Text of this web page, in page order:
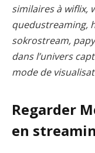
similaires à wiflix,
quedustreaming,
sokrostream,
dans l’univers
mode de
Regarder
en